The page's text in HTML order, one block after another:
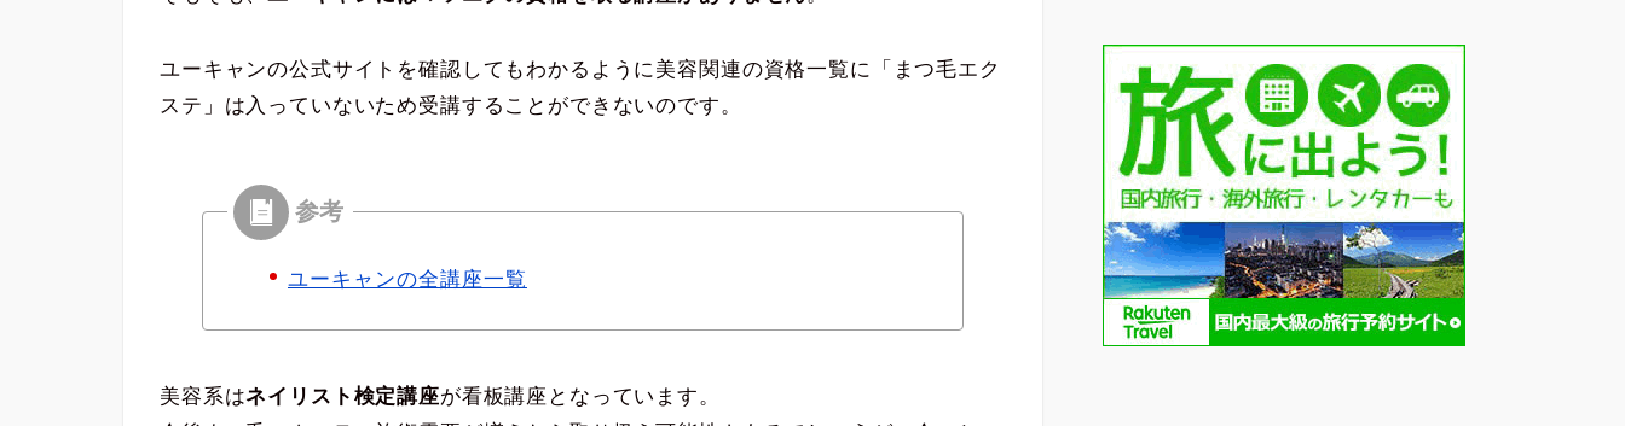
ユーキャンの公式サイトを確認してもわかるように美容関連の資格一覧に「まつ毛エク
ステ」は入っていないため受講することができないのです。
ユーキャンの全講座一覧
美容系はネイリスト検定講座が看板講座となっています。